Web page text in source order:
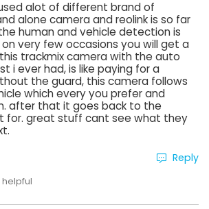
alot of different brand of
alone camera and reolink is so far
human and vehicle detection is
very few occasions you will get a
trackmix camera with the auto
i ever had, is like paying for a
the guard, this camera follows
which every you prefer and
after that it goes back to the
for. great stuff cant see what they
Reply